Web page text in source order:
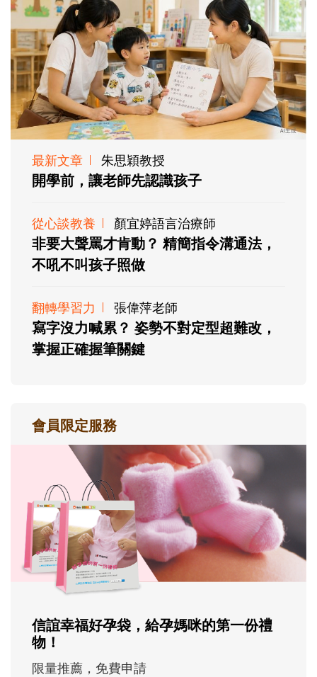
最新文章 朱思穎教授
開學前，讓老師先認識孩子
從心談教養 顏宜婷語言治療師
非要大聲罵才肯動？ 精簡指令溝通法，
不吼不叫孩子照做
翻轉學習力 張偉萍老師
寫字沒力喊累？ 姿勢不對定型超難改，
掌握正確握筆關鍵
會員限定服務
信誼幸福好孕袋，給孕媽咪的第一份禮
物！
限量推薦，免費申請